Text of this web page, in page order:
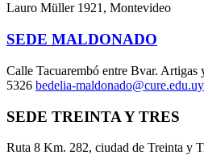
Lauro Müller 1921, Montevideo
SEDE MALDONADO
Calle Tacuarembó entre Bvar.
5326 bedelia-maldonado@cure.edu.uy
SEDE TREINTA Y TRES
Ruta 8 Km. 282, ciudad de Treinta y